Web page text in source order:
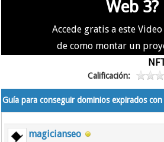
Web 3?
Accede gratis a este
de como montar un
Calificación:
Guía para conseguir dominios expirados
magicianseo